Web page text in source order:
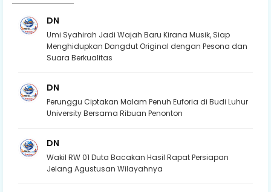
DN
Umi Syahirah Jadi Wajah Baru Kirana Musik, Siap
Menghidupkan Dangdut Original dengan Pesona dan
Suara Berkualitas
DN
Perunggu Ciptakan Malam Penuh Euforia di Budi Luhur
University Bersama Ribuan Penonton
DN
Wakil RW 01 Duta Bacakan Hasil Rapat Persiapan
Jelang Agustusan Wilayahnya